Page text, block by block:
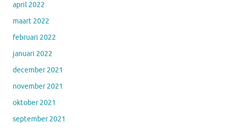
april 2022
maart 2022
februari 2022
januari 2022
december 2021
november 2021
oktober 2021
september 2021